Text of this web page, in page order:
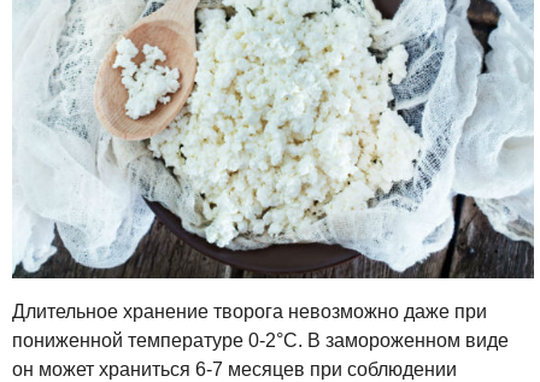
Длительное хранение творога невозможно даже при
пониженной температуре 0-2°C. В замороженном виде
он может храниться 6-7 месяцев при соблюдении